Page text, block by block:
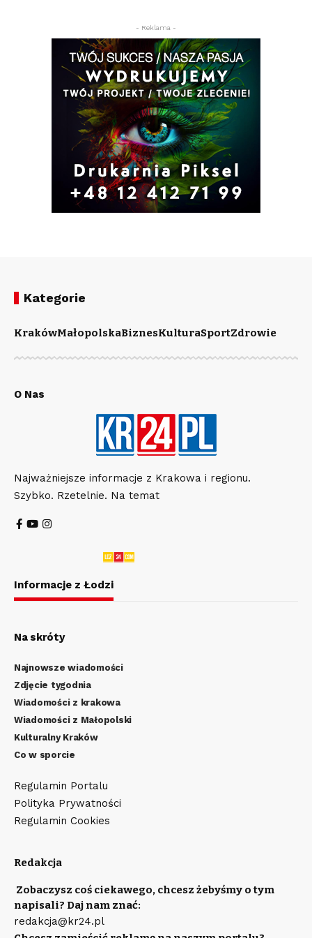
- Reklama -
Kategorie
KrakówMałopolskaBiznesKulturaSportZdrowie
O Nas
Najważniejsze informacje z Krakowa i regionu.
Szybko. Rzetelnie. Na temat
Informacje z Łodzi
Na skróty
Najnowsze wiadomości
Zdjęcie tygodnia
Wiadomości z krakowa
Wiadomości z Małopolski
Kulturalny Kraków
Co w sporcie
Regulamin Portalu
Polityka Prywatności
Regulamin Cookies
Redakcja
Zobaczysz coś ciekawego, chcesz żebyśmy o tym
napisali? Daj nam znać:
redakcja@kr24.pl